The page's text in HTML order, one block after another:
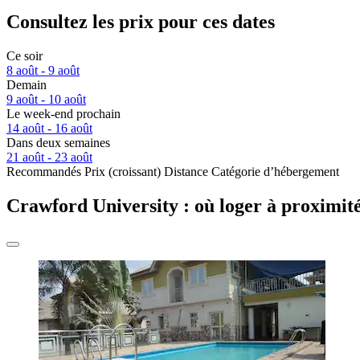
Consultez les prix pour ces dates
Ce soir
8 août - 9 août
Demain
9 août - 10 août
Le week-end prochain
14 août - 16 août
Dans deux semaines
21 août - 23 août
Recommandés Prix (croissant) Distance Catégorie d’hébergement
Crawford University : où loger à